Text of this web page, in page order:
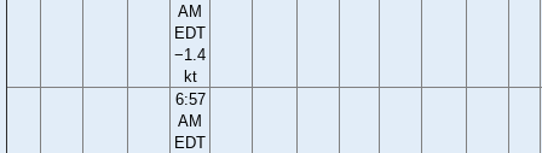
AM
EDT
−1.4
kt
6:57
AM
EDT